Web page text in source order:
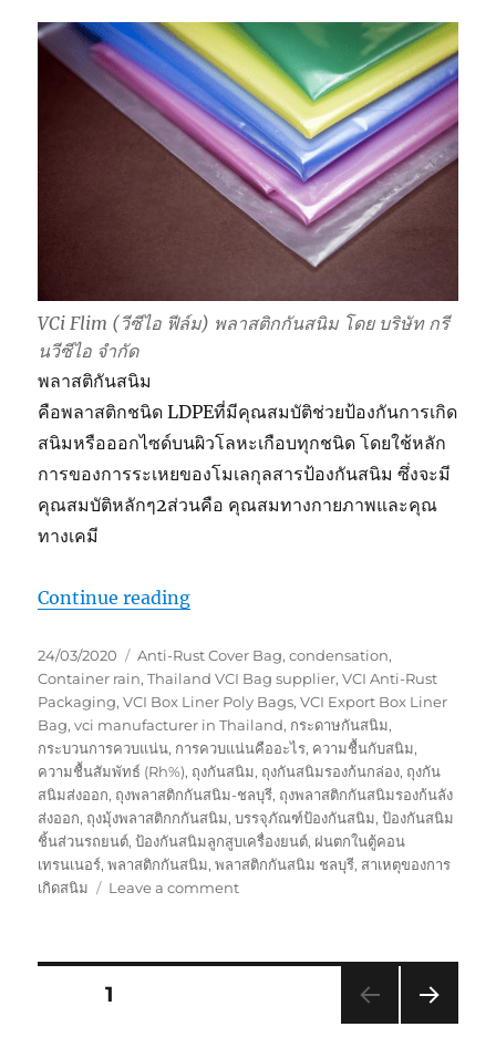
ถุง
กัน
สนิม
ก่อน
หยุด
VCi Flim (วีซีไอ ฟีล์ม) พลาสติกกันสนิม โดย บริษัท กรี
นวีซีไอ จำกัด
พลาสติกันสนิม
คือพลาสติกชนิด LDPEที่มีคุณสมบัติช่วยป้องกันการเกิด
สนิมหรือออกไซด์บนผิวโลหะเกือบทุกชนิด โดยใช้หลัก
การของการระเหยของโมเลกุลสารป้องกันสนิม ซึ่งจะมี
คุณสมบัติหลักๆ2ส่วนคือ คุณสมทางกายภาพและคุณ
ทางเคมี
Continue reading“VCi Flim พลาสติกกันสนิม โดย
Posted
on
24/03/2020 Tags
Anti-Rust Cover Bag,condensation,
Container rain,Thailand VCI Bag supplier,VCI Anti-Rust
Packaging,VCI Box Liner Poly Bags,VCI Export Box Liner
Bag,vci manufacturer in Thailand, กระดาษกันสนิม,
กระบวนการควบแน่น, การควบแน่นคืออะไร, ความชื้นกับสนิม,
ความชื้นสัมพัทธ์ (Rh%), ถุงกันสนิม, ถุงกันสนิมรองก้นกล่อง, ถุงกัน
สนิมส่งออก, ถุงพลาสติกกันสนิม-ชลบุรี, ถุงพลาสติกกันสนิมรองก้นลัง
ส่งออก, ถุงมุ้งพลาสติกกกันสนิม,บรรจุภัณฑ์ป้องกันสนิม,ป้องกันสนิม
ชิ้นส่วนรถยนต์,ป้องกันสนิมลูกสูบเครื่องยนต์, ฝนตกในตู้คอน
เทรนเนอร์,พลาสติกกันสนิม,พลาสติกกันสนิม ชลบุรี, สาเหตุของการ
เกิดสนิม
Leave a commenton
Posts
PAGE1